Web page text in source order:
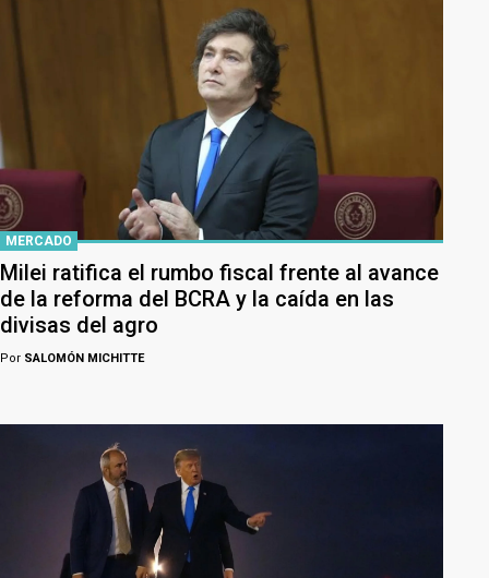
MERCADO
Milei ratifica el rumbo fiscal frente al avance
de la reforma del BCRA y la caída en las
divisas del agro
Por SALOMÓN MICHITTE